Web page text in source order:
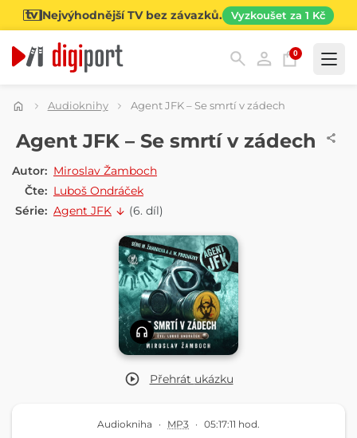
Nejvýhodnější TV bez závazků. Vyzkoušet za 1 Kč
0
Kategorie
Audioknihy Agent JFK – Se smrtí v zádech
Přehrát ukázku
AUDIOKNIHA
Agent JFK – Se smrtí v zádech
Autor: Miroslav Žamboch
Čte: Luboš Ondráček
Série: Agent JFK (6. díl)
Audiokniha · MP3 · 05:17:11 hod.